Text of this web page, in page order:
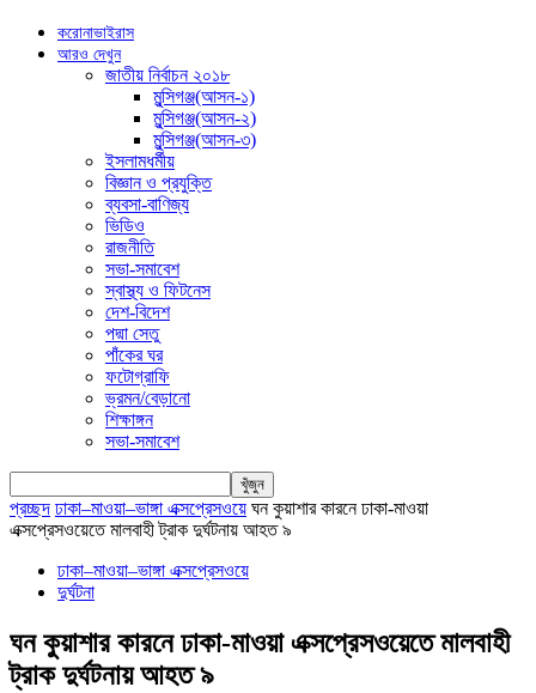
করোনাভাইরাস
আরও দেখুন
জাতীয় নির্বাচন ২০১৮
মুন্সিগঞ্জ(আসন-১)
মুন্সিগঞ্জ(আসন-২)
মুন্সিগঞ্জ(আসন-৩)
ইসলামধর্মীয়
বিজ্ঞান ও প্রযুক্তি
ব্যবসা-বাণিজ্য
ভিডিও
রাজনীতি
সভা-সমাবেশ
স্বাস্থ্য ও ফিটনেস
দেশ-বিদেশ
পদ্মা সেতু
পাঁকের ঘর
ফটোগ্রাফি
ভ্রমন/বেড়ানো
শিক্ষাঙ্গন
সভা-সমাবেশ
প্রচ্ছদ ঢাকা–মাওয়া–ভাঙ্গা এক্সপ্রেসওয়ে ঘন কুয়াশার কারনে ঢাকা-মাওয়া
এক্সপ্রেসওয়েতে মালবাহী ট্রাক দুর্ঘটনায় আহত ৯
ঢাকা–মাওয়া–ভাঙ্গা এক্সপ্রেসওয়ে
দুর্ঘটনা
ঘন কুয়াশার কারনে ঢাকা-মাওয়া এক্সপ্রেসওয়েতে মালবাহী
ট্রাক দুর্ঘটনায় আহত ৯